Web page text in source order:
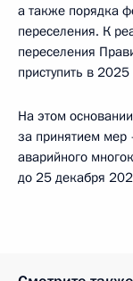
а также порядка
переселения. К
переселения
приступить в 2025
На этом
за принятием мер
аварийного
до 25 декабря